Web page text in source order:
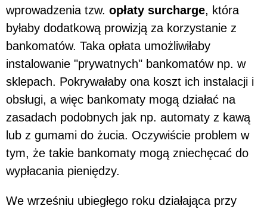
wprowadzenia tzw. opłaty surcharge, która
byłaby dodatkową prowizją za korzystanie z
bankomatów. Taka opłata umożliwiłaby
instalowanie "prywatnych" bankomatów np. w
sklepach. Pokrywałaby ona koszt ich instalacji i
obsługi, a więc bankomaty mogą działać na
zasadach podobnych jak np. automaty z kawą
lub z gumami do żucia. Oczywiście problem w
tym, że takie bankomaty mogą zniechęcać do
wypłacania pieniędzy.
We wrześniu ubiegłego roku działająca przy